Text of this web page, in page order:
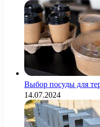
Выбор посуды для
14.07.2024